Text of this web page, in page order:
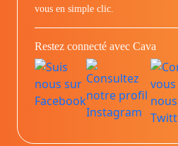
vous en simple clic.
Restez connecté avec Cava